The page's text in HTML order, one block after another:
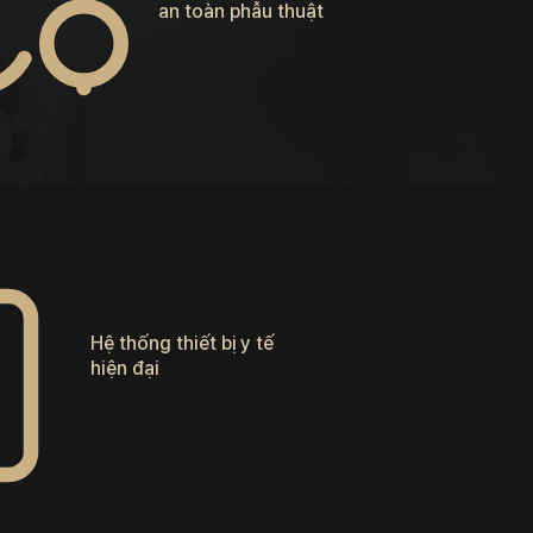
an toàn phẫu thuật
Hệ thống thiết bị y tế
hiện đại